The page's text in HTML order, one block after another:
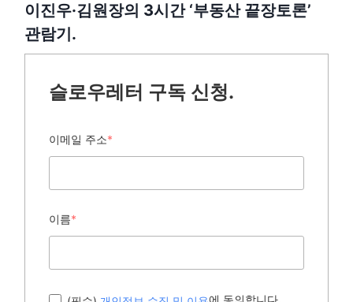
이진우·김원장의 3시간 ‘부동산 끝장토론’
관람기.
슬로우레터 구독 신청.
이메일 주소*
이름*